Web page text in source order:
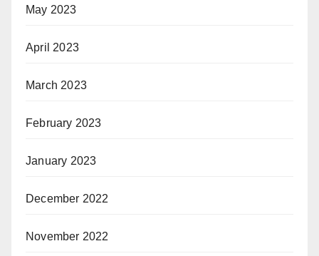
May 2023
April 2023
March 2023
February 2023
January 2023
December 2022
November 2022